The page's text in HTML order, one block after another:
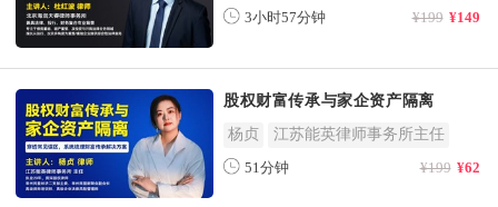
3小时57分钟 ¥199 ¥149
股权财富传承与家企资产隔离
杨贞 江苏能英律师事务所主任
51分钟 ¥199 ¥62